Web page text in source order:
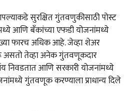
सुरक्षित गुंतवणुकीसाठी पोस्ट
आणि बँकांच्या एफडी योजनांमध्ये
फारच अधिक आहे. जेव्हा शेअर
असतो तेव्हा अनेक गुंतवणूकदार
निवडतात आणि सरकारी योजनांमध्ये
गुंतवणूक करण्याला प्राधान्य दिले